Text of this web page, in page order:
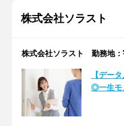
株式会社ソラスト
株式会社ソラスト 勤務地：
【デー
◎一生モ